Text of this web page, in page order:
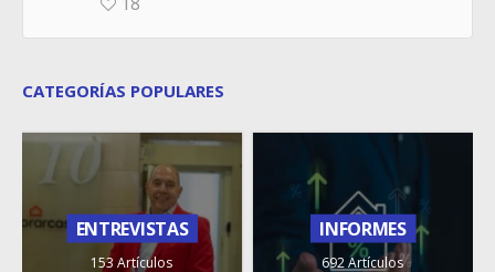
CATEGORÍAS POPULARES
ENTREVISTAS
153 Artículos
INFORMES
692 Artículos